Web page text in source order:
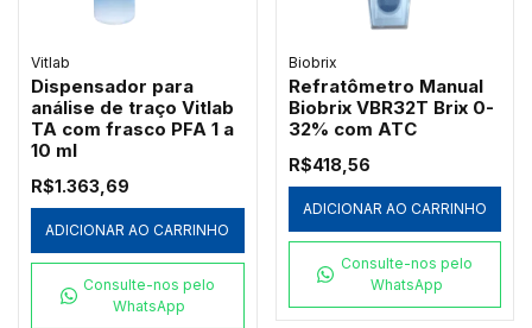
Vitlab
Dispensador para
análise de traço Vitlab
TA com frasco PFA 1 a
10 ml
R$1.363,69
ADICIONAR AO CARRINHO
Consulte-nos pelo
WhatsApp
Biobrix
Refratômetro Manual
Biobrix VBR32T Brix 0-
32% com ATC
R$418,56
ADICIONAR AO CARRINHO
Consulte-nos pelo
WhatsApp